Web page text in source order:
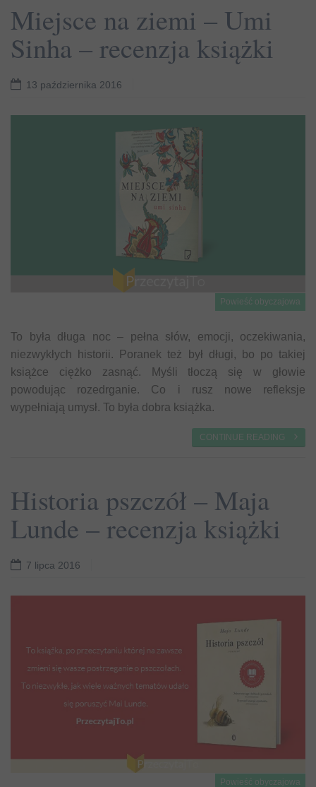
Miejsce na ziemi – Umi
Sinha – recenzja książki
13 października 2016
Powieść obyczajowa
To była długa noc – pełna słów, emocji, oczekiwania,
niezwykłych historii. Poranek też był długi, bo po takiej
książce ciężko zasnąć. Myśli tłoczą się w głowie
powodując rozedrganie. Co i rusz nowe refleksje
wypełniają umysł. To była dobra książka.
CONTINUE READING
Historia pszczół – Maja
Lunde – recenzja książki
7 lipca 2016
Powieść obyczajowa